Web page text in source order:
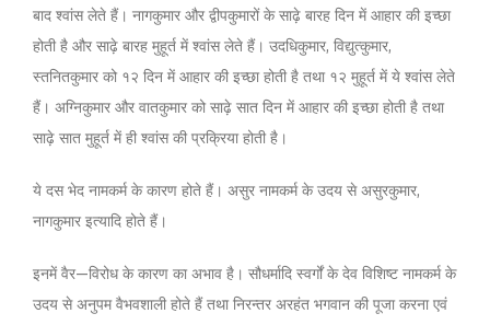
बाद श्वांस लेते हैं। नागकुमार और द्वीपकुमारों के साढ़े बारह दिन में आहार की इच्छा
होती है और साढ़े बारह मुहूर्त में श्वांस लेते हैं। उदधिकुमार, विद्युत्कुमार,
स्तनितकुमार को १२ दिन में आहार की इच्छा होती है तथा १२ मुहूर्त में ये श्वांस लेते
हैं। अग्निकुमार और वातकुमार को साढ़े सात दिन में आहार की इच्छा होती है तथा
साढ़े सात मुहूर्त में ही श्वांस की प्रक्रिया होती है।
ये दस भेद नामकर्म के कारण होते हैं। असुर नामकर्म के उदय से असुरकुमार,
नागकुमार इत्यादि होते हैं।
इनमें वैर—विरोध के कारण का अभाव है। सौधर्मादि स्वर्गों के देव विशिष्ट नामकर्म के
उदय से अनुपम वैभवशाली होते हैं तथा निरन्तर अरहंत भगवान की पूजा करना एवं